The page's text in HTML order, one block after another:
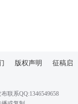
版权声明
征稿启
联系QQ:1346549658